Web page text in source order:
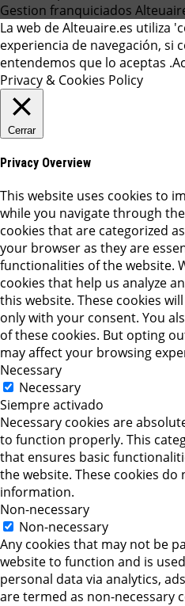
Gestion franquiciados
La web de Alteuaire.es utiliza
experiencia de navegación, si
entendemos que lo aceptas .
Privacy & Cookies Policy
Cerrar
Privacy Overview
This website uses cookies to
while you navigate through
cookies that are categorized
your browser as they are
functionalities of the website.
cookies that help us analyze
this website. These cookies
only with your consent. You
of these cookies. But opting
may affect your browsing
Necessary
Necessary
Siempre activado
Necessary cookies are
to function properly. This
that ensures basic
the website. These cookies
information.
Non-necessary
Non-necessary
Any cookies that may not be
website to function and is
personal data via analytics,
are termed as non-necessary